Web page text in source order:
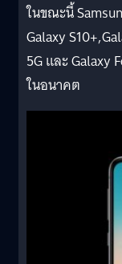
ในขณะนี้
Galaxy
5G และ Galaxy
ในอนาคต